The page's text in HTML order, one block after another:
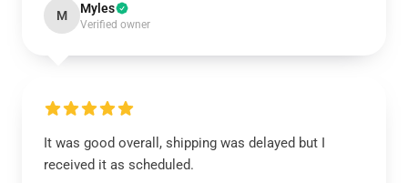
M Myles
Verified owner
It was good overall, shipping was delayed but I
received it as scheduled.